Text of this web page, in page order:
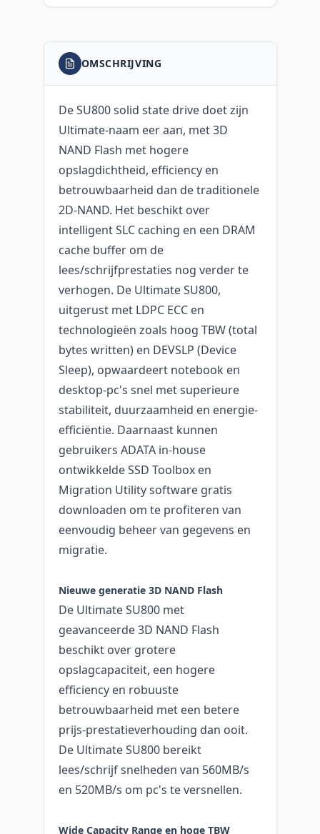
OMSCHRIJVING
De SU800 solid state drive doet zijn
Ultimate-naam eer aan, met 3D
NAND Flash met hogere
opslagdichtheid, efficiency en
betrouwbaarheid dan de traditionele
2D-NAND. Het beschikt over
intelligent SLC caching en een DRAM
cache buffer om de
lees/schrijfprestaties nog verder te
verhogen. De Ultimate SU800,
uitgerust met LDPC ECC en
technologieën zoals hoog TBW (total
bytes written) en DEVSLP (Device
Sleep), opwaardeert notebook en
desktop-pc's snel met superieure
stabiliteit, duurzaamheid en energie-
efficiëntie. Daarnaast kunnen
gebruikers ADATA in-house
ontwikkelde SSD Toolbox en
Migration Utility software gratis
downloaden om te profiteren van
eenvoudig beheer van gegevens en
migratie.
Nieuwe generatie 3D NAND Flash
De Ultimate SU800 met
geavanceerde 3D NAND Flash
beschikt over grotere
opslagcapaciteit, een hogere
efficiency en robuuste
betrouwbaarheid met een betere
prijs-prestatieverhouding dan ooit.
De Ultimate SU800 bereikt
lees/schrijf snelheden van 560MB/s
en 520MB/s om pc's te versnellen.
Wide Capacity Range en hoge TBW